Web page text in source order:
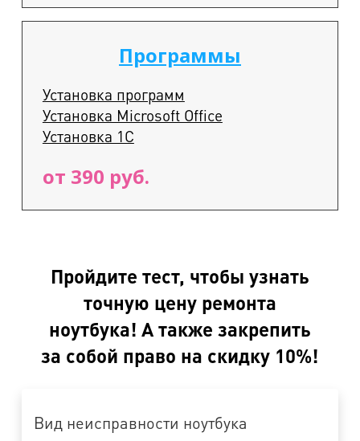
Программы
Установка программ
Установка Microsoft Office
Установка 1С
от 390 руб.
Пройдите тест, чтобы узнать
точную цену ремонта
ноутбука! А также закрепить
за собой право на скидку 10%!
Вид неисправности ноутбука